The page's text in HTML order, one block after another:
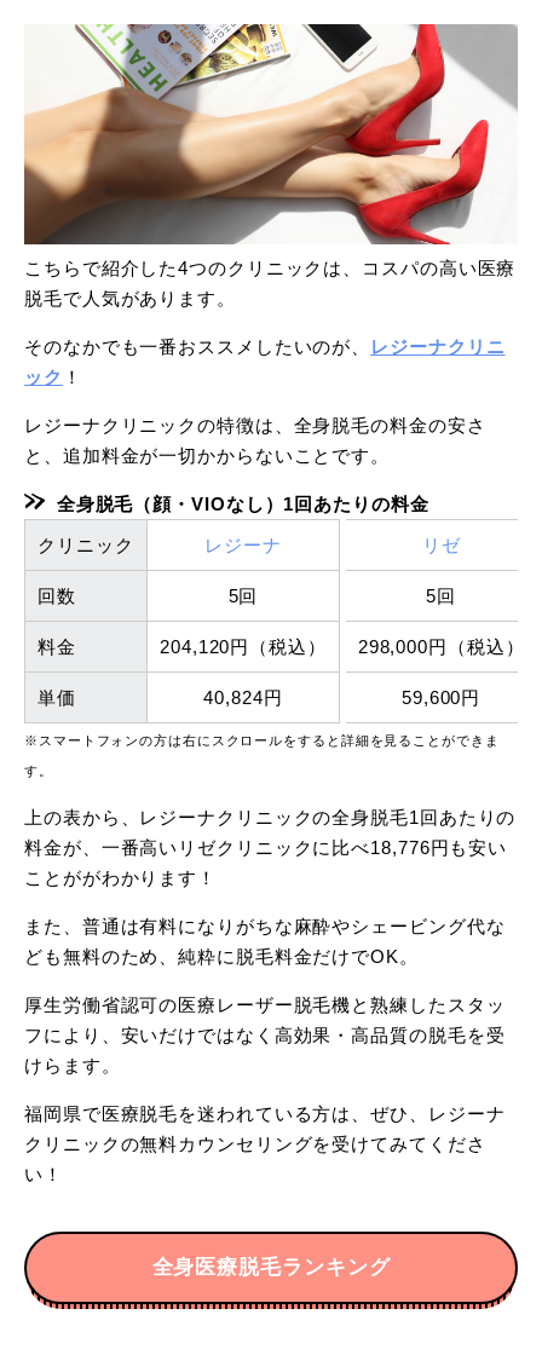
こちらで紹介した4つのクリニックは、コスパの高い医療
脱毛で人気があります。
そのなかでも一番おススメしたいのが、
レジーナクリニ
ック ！
レジーナクリニックの特徴は、全身脱毛の料金の安さ
と、追加料金が一切かからないことです。
全身脱毛（顔・VIOなし）1回あたりの料金
クリニック
回数
料金
単価
レジーナ
5回
204,120円（税込）
40,824円
リゼ
5回
298,000円（税込）
59,600円
※スマートフォンの方は右にスクロールをすると詳細を見ることができま
す。
上の表から、レジーナクリニックの全身脱毛1回あたりの
料金が、一番高いリゼクリニックに比べ18,776円も安い
ことががわかります！
また、普通は有料になりがちな麻酔やシェービング代な
ども無料のため、純粋に脱毛料金だけでOK。
厚生労働省認可の医療レーザー脱毛機と熟練したスタッ
フにより、安いだけではなく高効果・高品質の脱毛を受
けらます。
福岡県で医療脱毛を迷われている方は、ぜひ、レジーナ
クリニックの無料カウンセリングを受けてみてくださ
い！
全身医療脱毛ランキング